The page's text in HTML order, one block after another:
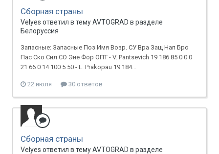
Сборная страны
Velyes ответил в тему AVTOGRAD в разделе
Белоруссия
Запасные: Запасные Поз Имя Возр. СУ Вра Защ Нап Бро
Пас Ско Сил СО Эне Фор ОПТ - V. Pantsevich 19 186 85 0 0 0
21 66 0 14 100 5 50 - L. Prakopau 19 184...
22 июля 30 ответов
Сборная страны
Velyes ответил в тему AVTOGRAD в разделе